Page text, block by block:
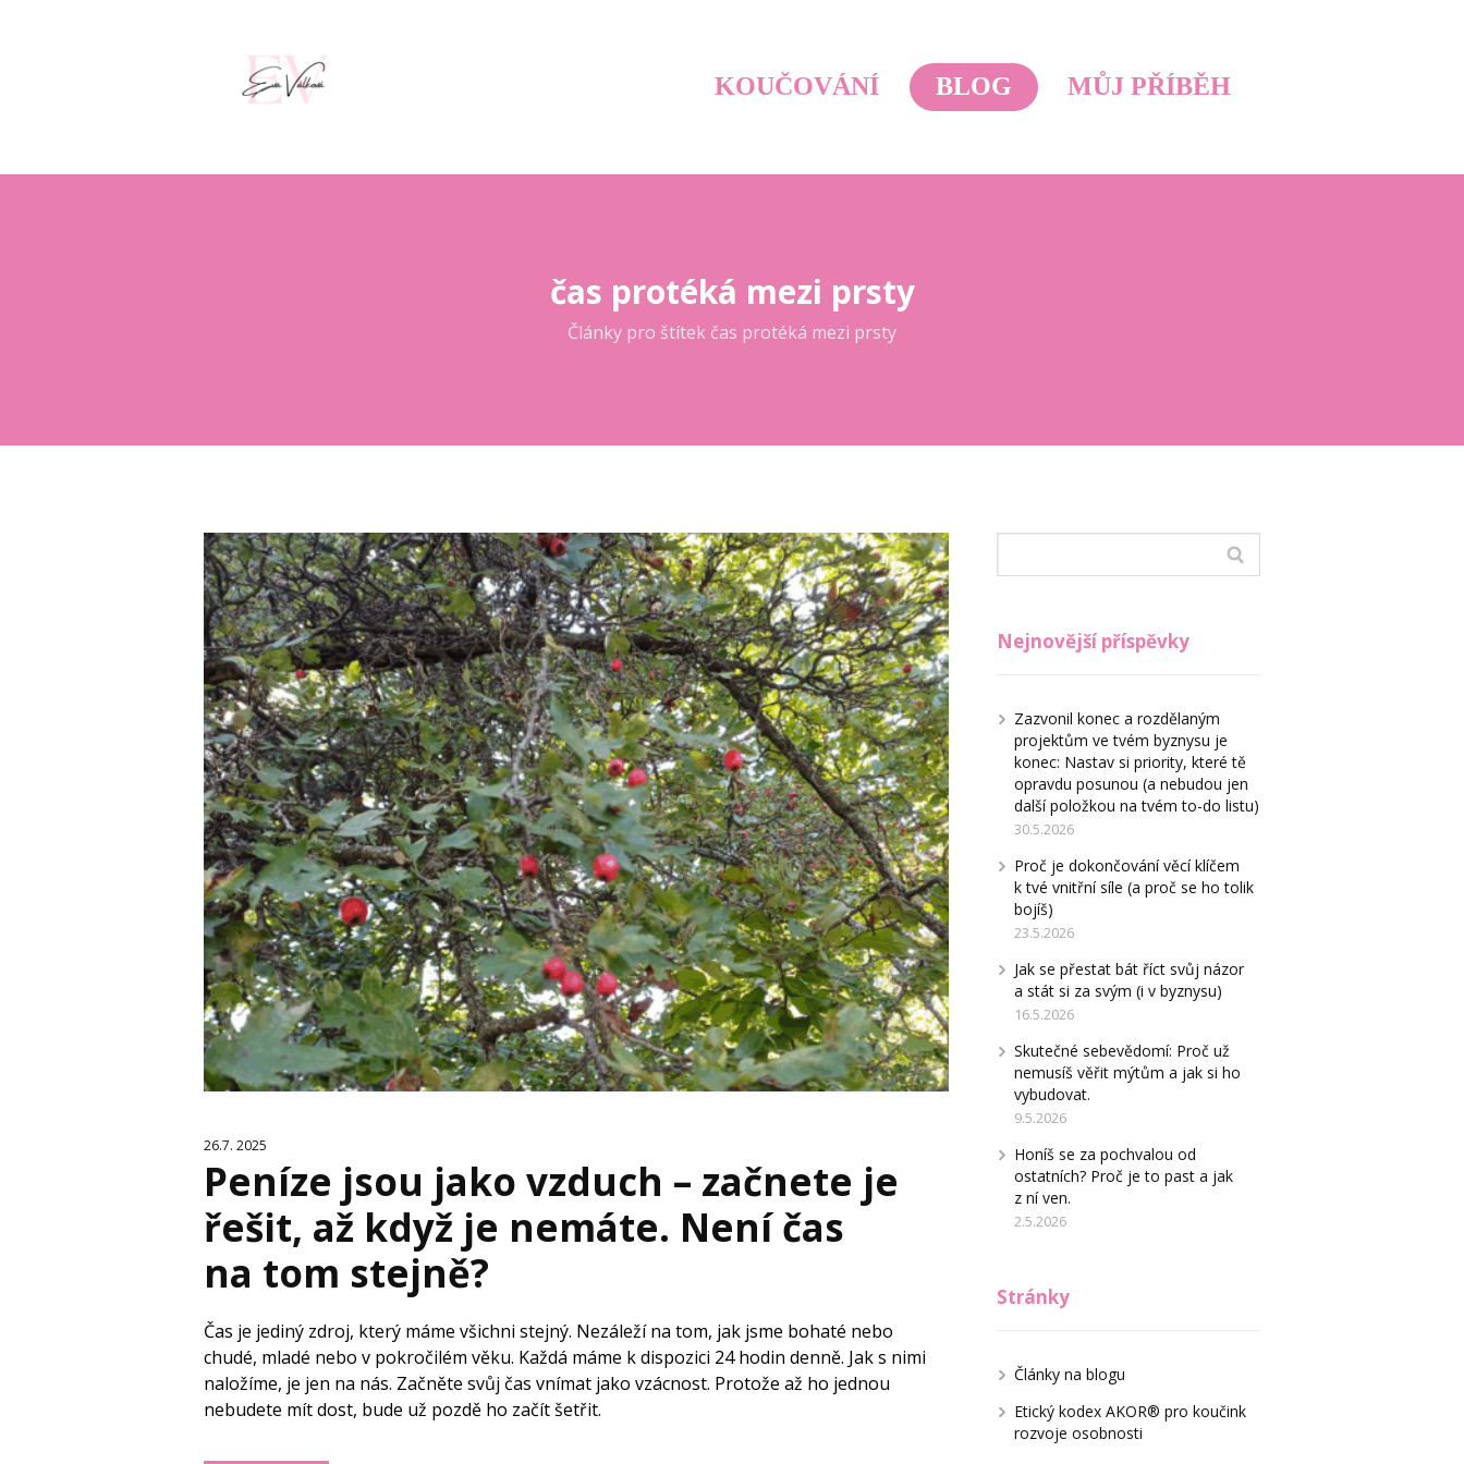
KOUČOVÁNÍ BLOG MŮJ PŘÍBĚH
čas protéká mezi prsty
Články pro štítek čas protéká mezi prsty
26.7. 2025
Peníze jsou jako vzduch – začnete je
řešit, až když je nemáte. Není čas
na tom stejně?
Čas je jediný zdroj, který máme všichni stejný. Nezáleží na tom, jak jsme bohaté nebo
chudé, mladé nebo v pokročilém věku. Každá máme k dispozici 24 hodin denně. Jak s nimi
naložíme, je jen na nás. Začněte svůj čas vnímat jako vzácnost. Protože až ho jednou
nebudete mít dost, bude už pozdě ho začít šetřit.
Nejnovější příspěvky
Zazvonil konec a rozdělaným
projektům ve tvém byznysu je
konec: Nastav si priority, které tě
opravdu posunou (a nebudou jen
další položkou na tvém to-do listu)
30.5.2026
Proč je dokončování věcí klíčem
k tvé vnitřní síle (a proč se ho tolik
bojíš)
23.5.2026
Jak se přestat bát říct svůj názor
a stát si za svým (i v byznysu)
16.5.2026
Skutečné sebevědomí: Proč už
nemusíš věřit mýtům a jak si ho
vybudovat.
9.5.2026
Honíš se za pochvalou od
ostatních? Proč je to past a jak
z ní ven.
2.5.2026
Stránky
Články na blogu
Etický kodex AKOR® pro koučink
rozvoje osobnosti